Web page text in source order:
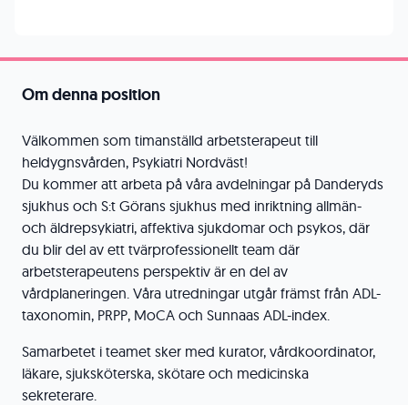
Om denna position
Välkommen som timanställd arbetsterapeut till
heldygnsvården, Psykiatri Nordväst!
Du kommer att arbeta på våra avdelningar på Danderyds
sjukhus och S:t Görans sjukhus med inriktning allmän-
och äldrepsykiatri, affektiva sjukdomar och psykos, där
du blir del av ett tvärprofessionellt team där
arbetsterapeutens perspektiv är en del av
vårdplaneringen. Våra utredningar utgår främst från ADL-
taxonomin, PRPP, MoCA och Sunnaas ADL-index.
Samarbetet i teamet sker med kurator, vårdkoordinator,
läkare, sjuksköterska, skötare och medicinska
sekreterare.